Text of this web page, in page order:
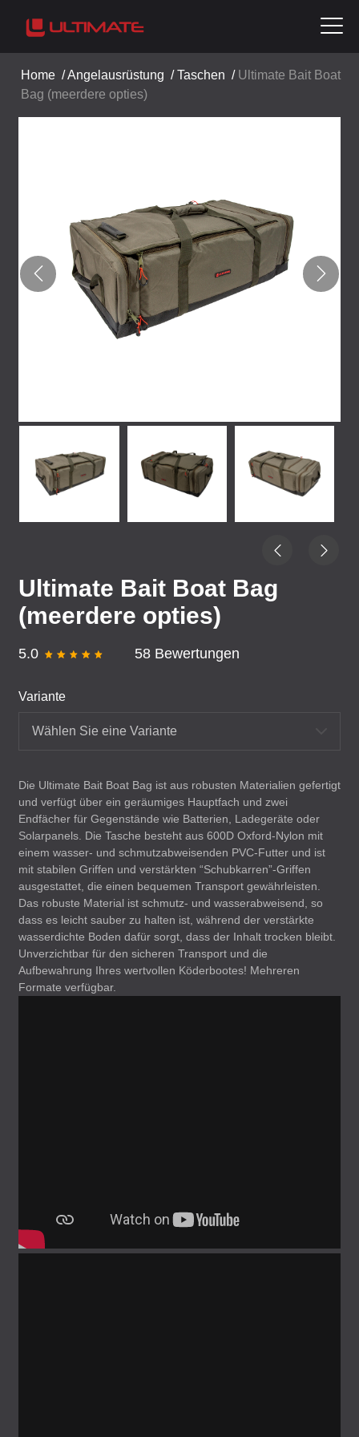
Home /Angelausrüstung /Taschen / Ultimate Bait Boat
Bag (meerdere opties)
Ultimate Bait Boat Bag
(meerdere opties)
5.0 58 Bewertungen
Variante
Wählen Sie eine Variante
Die Ultimate Bait Boat Bag ist aus robusten Materialien gefertigt
und verfügt über ein geräumiges Hauptfach und zwei
Endfächer für Gegenstände wie Batterien, Ladegeräte oder
Solarpanels. Die Tasche besteht aus 600D Oxford-Nylon mit
einem wasser- und schmutzabweisenden PVC-Futter und ist
mit stabilen Griffen und verstärkten “Schubkarren”-Griffen
ausgestattet, die einen bequemen Transport gewährleisten.
Das robuste Material ist schmutz- und wasserabweisend, so
dass es leicht sauber zu halten ist, während der verstärkte
wasserdichte Boden dafür sorgt, dass der Inhalt trocken bleibt.
Unverzichtbar für den sicheren Transport und die
Aufbewahrung Ihres wertvollen Köderbootes! Mehreren
Formate verfügbar.